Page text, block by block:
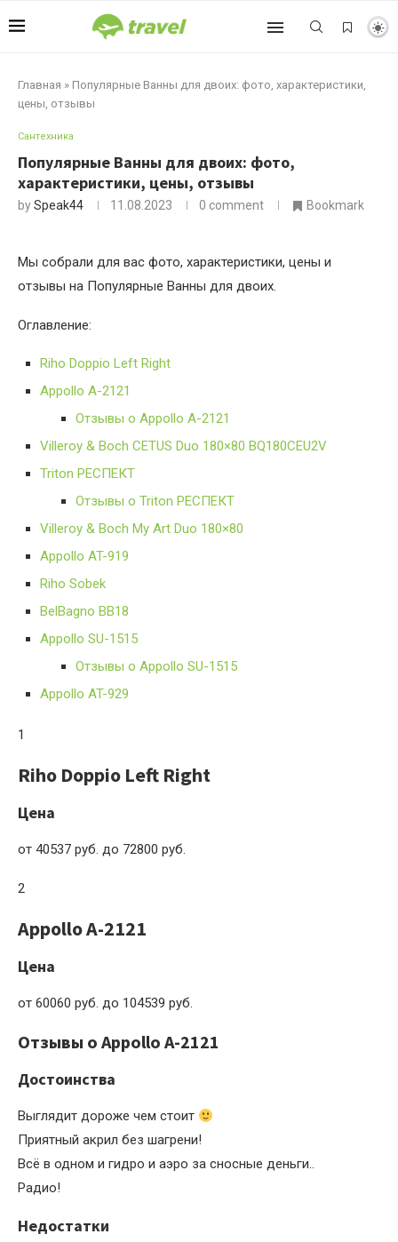
Главная » Популярные Ванны для двоих: фото, характеристики,
цены, отзывы
Сантехника
Популярные Ванны для двоих: фото,
характеристики, цены, отзывы
bySpeak44 11.08.2023 0 comment Bookmark
Мы собрали для вас фото, характеристики, цены и
отзывы на Популярные Ванны для двоих.
Оглавление:
Riho Doppio Left Right
Appollo A-2121
Отзывы о Appollo A-2121
Villeroy & Boch CETUS Duo 180×80 BQ180CEU2V
Triton РЕСПЕКТ
Отзывы о Triton РЕСПЕКТ
Villeroy & Boch My Art Duo 180×80
Appollo AT-919
Riho Sobek
BelBagno BB18
Appollo SU-1515
Отзывы о Appollo SU-1515
Appollo AT-929
1
Riho Doppio Left Right
Цена
от 40537 руб. до 72800 руб.
2
Appollo A-2121
Цена
от 60060 руб. до 104539 руб.
Отзывы о Appollo A-2121
Достоинства
Выглядит дороже чем стоит
Приятный акрил без шагрени!
Всё в одном и гидро и аэро за сносные деньги..
Радио!
Недостатки